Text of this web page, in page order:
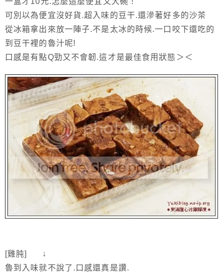
可別以為便宜沒好貨.超入味的豆干.還滲著好多的沙茶
從冰箱拿出來放一陣子.不是太冰的時候.一口咬下還吃的
到豆干裡的魯汁呢!
口感是有點Q勁又不會韌.這才是最佳食用狀態＞＜
[雞肫] ↓
魯到入味就不說了.口感還真是讚.